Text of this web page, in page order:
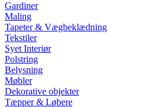
Gardiner
Maling
Tapeter & Vægbeklædning
Tekstiler
Syet Interiør
Polstring
Belysning
Møbler
Dekorative objekter
Tæpper & Løbere